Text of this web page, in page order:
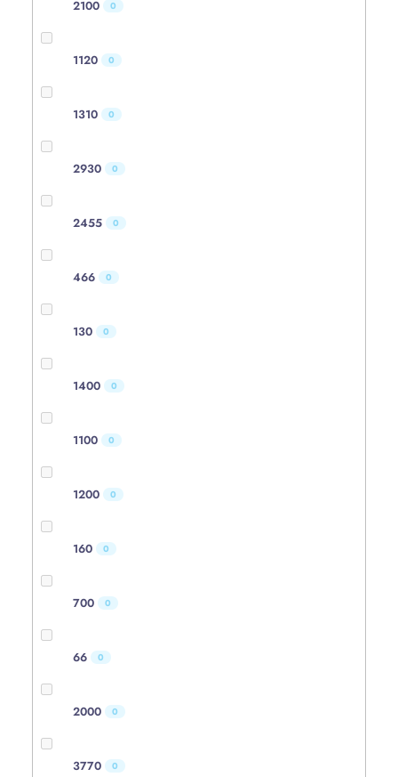
2100 0
1120 0
1310 0
2930 0
2455 0
466 0
130 0
1400 0
1100 0
1200 0
160 0
700 0
66 0
2000 0
3770 0